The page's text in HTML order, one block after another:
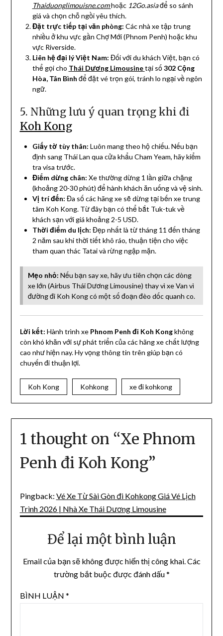
Thaiduonglimouisne.comhoặc 12Go.asiađể so sánh
giá và chọn chỗ ngồi yêu thích.
Đặt trực tiếp tại văn phòng: Các nhà xe tập trung
nhiều ở khu vực gần Chợ Mới (Phnom Penh) hoặc khu
vực Riverside.
Liên hệ đại lý Việt Nam: Đối với du khách Việt, bạn có
thể gọi cho Thái Dương Limousine tại số 302 Cộng
Hòa, Tân Bình để đặt vé trọn gói, tránh lo ngại về ngôn
ngữ.
5. Những lưu ý quan trọng khi đi
Koh Kong
Giấy tờ tùy thân: Luôn mang theo hộ chiếu. Nếu bạn
định sang Thái Lan qua cửa khẩu Cham Yeam, hãy kiểm
tra visa trước.
Điểm dừng chân: Xe thường dừng 1 lần giữa chặng
(khoảng 20-30 phút) để hành khách ăn uống và vệ sinh.
Vị trí đến: Đa số các hãng xe sẽ dừng tại bến xe trung
tâm Koh Kong. Từ đây bạn có thể bắt Tuk-tuk về
khách sạn với giá khoảng 2-5 USD.
Thời điểm du lịch: Đẹp nhất là từ tháng 11 đến tháng
2 năm sau khi thời tiết khô ráo, thuận tiện cho việc
tham quan thác Tatai và rừng ngập mặn.
Mẹo nhỏ: Nếu bạn say xe, hãy ưu tiên chọn các dòng
xe lớn (Airbus Thái Dương Limousine) thay vì xe Van vì
đường đi Koh Kong có một số đoạn đèo dốc quanh co.
Lời kết: Hành trình xe Phnom Penh đi Koh Kongkhông
còn khó khăn với sự phát triển của các hãng xe chất lượng
cao như hiện nay. Hy vọng thông tin trên giúp bạn có
chuyến đi thuận lợi.
Koh Kong Kohkong xe đi kohkong
1 thought on “Xe Phnom
Penh đi Koh Kong”
Pingback: Vé Xe Từ Sài Gòn đi Kohkong Giá Vé Lịch
Trình 2026 | Nhà Xe Thái Dương Limousine
Để lại một bình luận
Email của bạn sẽ không được hiển thị công khai.Các
trường bắt buộc được đánh dấu*
BÌNH LUẬN *